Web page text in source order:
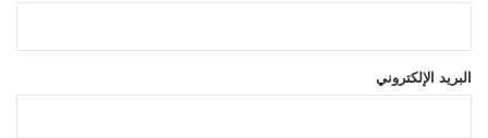
البريد الإلكتروني